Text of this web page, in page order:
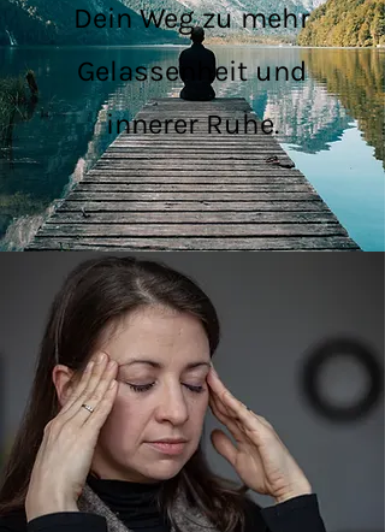
Dein Weg zu mehr
Gelassenheit und
innerer Ruhe.